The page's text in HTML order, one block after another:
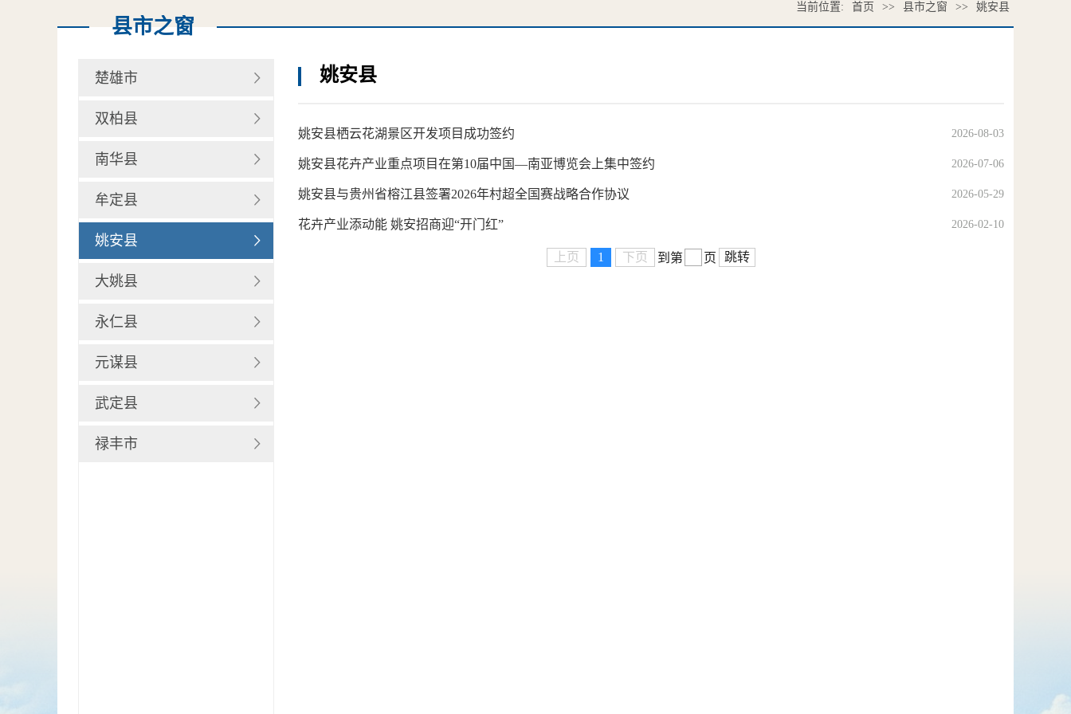
当前位置: 首页 >> 县市之窗 >> 姚安县
县市之窗
楚雄市
双柏县
南华县
牟定县
姚安县
大姚县
永仁县
元谋县
武定县
禄丰市
姚安县
姚安县栖云花湖景区开发项目成功签约 2026-08-03
姚安县花卉产业重点项目在第10届中国—南亚博览会上集中签约 2026-07-06
姚安县与贵州省榕江县签署2026年村超全国赛战略合作协议 2026-05-29
花卉产业添动能 姚安招商迎“开门红” 2026-02-10
上页 1 下页 到第 页 跳转